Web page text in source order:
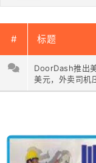
# 标题
DoorDash推出
美元，外卖司机